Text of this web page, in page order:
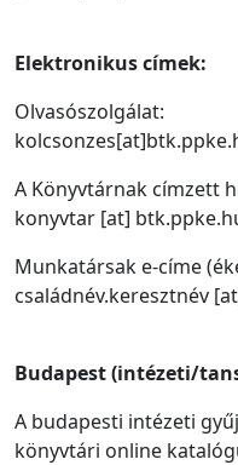
Elektronikus címek:
Olvasószolgálat:
A Könyvtárnak címzett
konyvtar [at]
Munkatársak e-címe
családnév.keresztnév
Budapest (intézeti/
A budapesti intézeti
könyvtári online